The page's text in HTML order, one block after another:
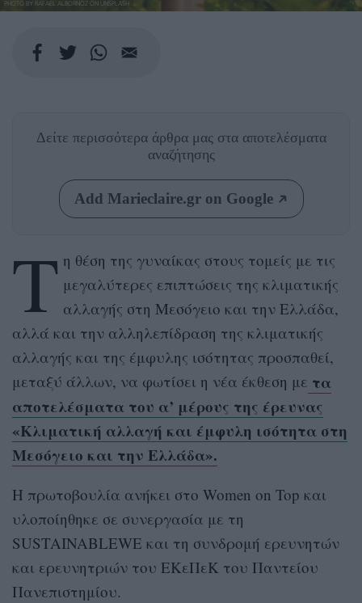
PHOTO BY RAFAEL ALBORNOZ ON UNSPLASH
Δείτε περισσότερα άρθρα μας στα αποτελέσματα
αναζήτησης
Add Marieclaire.gr on Google
Τ η θέση της γυναίκας στους τομείς με τις
μεγαλύτερες επιπτώσεις της κλιματικής
αλλαγής στη Μεσόγειο και την Ελλάδα,
αλλά και την αλληλεπίδραση της κλιματικής
αλλαγής και της έμφυλης ισότητας προσπαθεί,
μεταξύ άλλων, να φωτίσει η νέα έκθεση με τα
αποτελέσματα του α’ μέρους της έρευνας
«Κλιματική αλλαγή και έμφυλη ισότητα στη
Μεσόγειο και την Ελλάδα».
Η πρωτοβουλία ανήκει στο Women on Top και
υλοποίηθηκε σε συνεργασία με τη
SUSTAINABLEWE και τη συνδρομή ερευνητών
και ερευνητριών του ΕΚεΠεΚ του Παντείου
Πανεπιστημίου.